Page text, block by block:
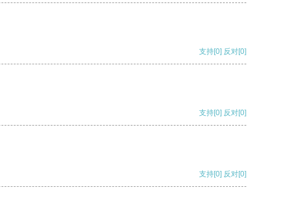
支持[0] 反对[0]
支持[0] 反对[0]
支持[0] 反对[0]